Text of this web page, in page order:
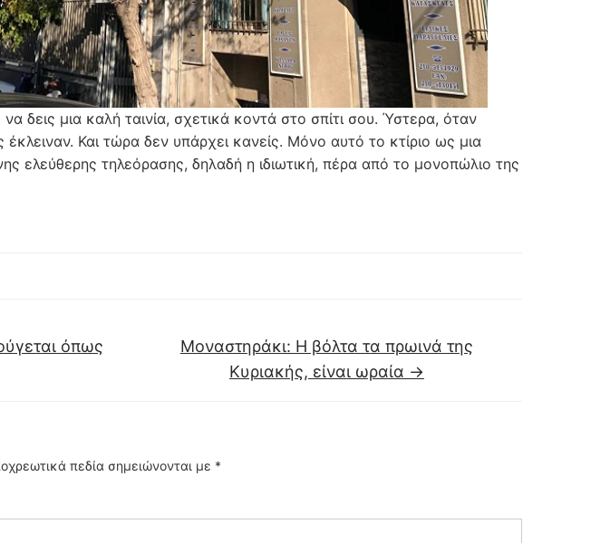
μια καλή ταινία, σχετικά κοντά στο σπίτι σου. Ύστερα, όταν
έκλειναν. Και τώρα δεν υπάρχει κανείς. Μόνο αυτό το κτίριο ως μια
ελεύθερης τηλεόρασης, δηλαδή η ιδιωτική, πέρα από το μονοπώλιο της
όπως
Μοναστηράκι: Η βόλτα τα πρωινά της
Κυριακής, είναι ωραία →
πεδία σημειώνονται με *